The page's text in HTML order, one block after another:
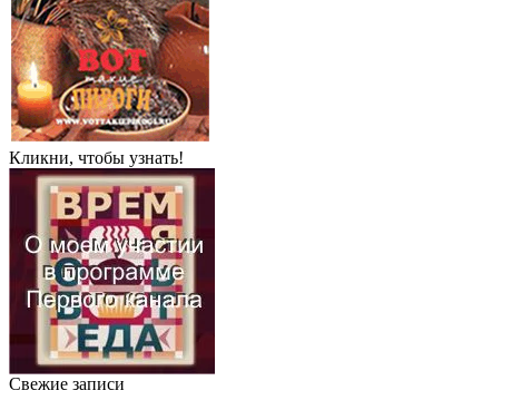
Кликни, чтобы узнать!
Свежие записи